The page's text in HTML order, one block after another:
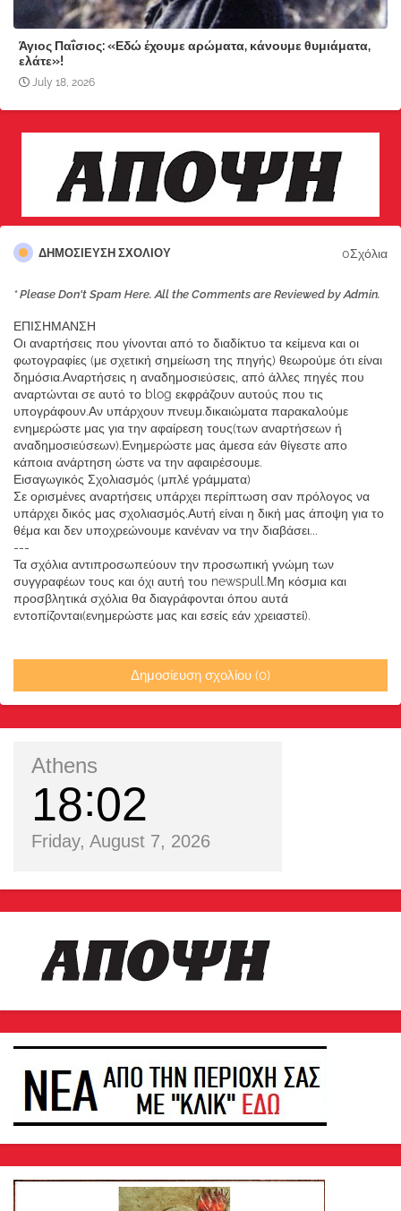
Άγιος Παΐσιος: «Εδώ έχουμε αρώματα, κάνουμε θυμιάματα,
ελάτε»!
July 18, 2026
ΔΗΜΟΣΊΕΥΣΗ ΣΧΟΛΊΟΥ 0Σχόλια
* Please Don't Spam Here. All the Comments are Reviewed by Admin.
ΕΠΙΣΗΜΑΝΣΗ
Οι αναρτήσεις που γίνονται από το διαδίκτυο τα κείμενα και οι
φωτογραφίες (με σχετική σημείωση της πηγής) θεωρούμε ότι είναι
δημόσια.Αναρτήσεις η αναδημοσιεύσεις, από άλλες πηγές που
αναρτώνται σε αυτό το blog εκφράζουν αυτούς που τις
υπογράφουν.Αν υπάρχουν πνευμ.δικαιώματα παρακαλούμε
ενημερώστε μας για την αφαίρεση τους(των αναρτήσεων ή
αναδημοσιεύσεων).Ενημερώστε μας άμεσα εάν θίγεστε απο
κάποια ανάρτηση ώστε να την αφαιρέσουμε.
Εισαγωγικός Σχολιασμός (μπλέ γράμματα)
Σε ορισμένες αναρτήσεις υπάρχει περίπτωση σαν πρόλογος να
υπάρχει δικός μας σχολιασμός.Αυτή είναι η δική μας άποψη για το
θέμα και δεν υποχρεώνουμε κανέναν να την διαβάσει...
---
Τα σχόλια αντιπροσωπεύουν την προσωπική γνώμη των
συγγραφέων τους και όχι αυτή του newspull.Μη κόσμια και
προσβλητικά σχόλια θα διαγράφονται όπου αυτά
εντοπίζονται(ενημερώστε μας και εσείς εάν χρειαστεί).
Δημοσίευση σχολίου (0)
Athens
18 02
Friday, August 7, 2026